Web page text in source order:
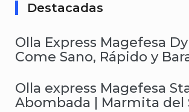
Destacadas
Olla Express Magefesa
Come Sano, Rápido y
Olla express Magefesa
Abombada | Marmita del